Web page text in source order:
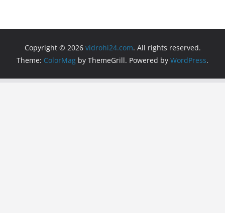
Copyright © 2026 vidrohi24.com. All rights reserved.
Theme: ColorMag by ThemeGrill. Powered by WordPress.